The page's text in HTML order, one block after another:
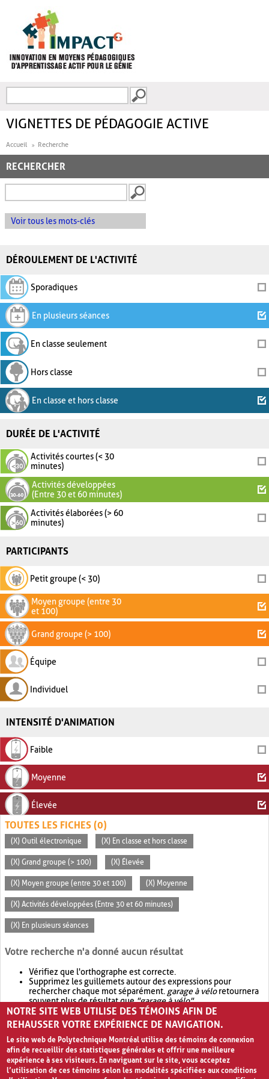
FORMULAIRE DE
VIGNETTES DE PÉDAGOGIE ACTIVE
Accueil Recherche
RECHERCHER
Voir tous les mots-clés
DÉROULEMENT DE L'ACTIVITÉ
Sporadiques
En plusieurs séances
En classe seulement
Hors classe
En classe et hors classe
DURÉE DE L'ACTIVITÉ
Activités courtes (< 30
minutes)
Activités développées
(Entre 30 et 60 minutes)
Activités élaborées (> 60
minutes)
PARTICIPANTS
Petit groupe (< 30)
Moyen groupe (entre 30
et 100)
Grand groupe (> 100)
Équipe
Individuel
INTENSITÉ D'ANIMATION
Faible
Moyenne
Élevée
TOUTES LES FICHES (0)
(X) Outil électronique (X) En classe et hors classe
(X) Grand groupe (> 100) (X) Élevée
(X) Moyen groupe (entre 30 et 100) (X) Moyenne
(X) Activités développées (Entre 30 et 60 minutes)
(X) En plusieurs séances
Votre recherche n'a donné aucun résultat
Vérifiez que l'orthographe est correcte.
Supprimez les guillemets autour des expressions pour
rechercher chaque mot séparément. garage à véloretournera
souvent plus de résultat que"garage à vélo".
Envisagez d'élargir votre recherche avec OR.garage OR vélo
retournera souvent plus de résultat quegarage à vélo
NOTRE SITE WEB UTILISE DES TÉMOINS AFIN DE
REHAUSSER VOTRE EXPÉRIENCE DE NAVIGATION.
Le site web de Polytechnique Montréal utilise des témoins de connexion
afin de recueillir des statistiques générales et offrir une meilleure
expérience à ses visiteurs. En naviguant sur le site, vous acceptez
l’utilisation de ces témoins selon les modalités spécifiées aux conditions